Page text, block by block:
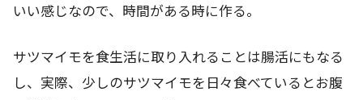
いい感じなので、時間がある時に作る。
サツマイモを食生活に取り入れることは腸活にもなる
し、実際、少しのサツマイモを日々食べているとお腹